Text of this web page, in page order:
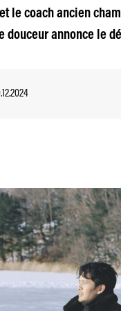
le coach ancien
douceur annonce le